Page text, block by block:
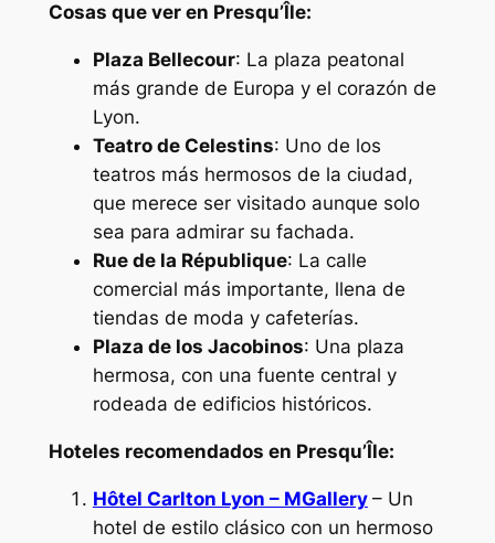
Cosas que ver en Presqu’Île:
Plaza Bellecour: La plaza peatonal
más grande de Europa y el corazón de
Lyon.
Teatro de Celestins: Uno de los
teatros más hermosos de la ciudad,
que merece ser visitado aunque solo
sea para admirar su fachada.
Rue de la République: La calle
comercial más importante, llena de
tiendas de moda y cafeterías.
Plaza de los Jacobinos: Una plaza
hermosa, con una fuente central y
rodeada de edificios históricos.
Hoteles recomendados en Presqu’Île:
Hôtel Carlton Lyon – MGallery – Un
hotel de estilo clásico con un hermoso